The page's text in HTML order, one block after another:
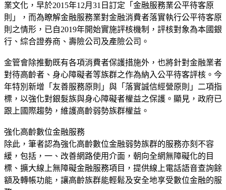
業文化，早於2015年12月31日訂定「金融服務業公平待客原
則」，而為瞭解金融服務業對金融消費者落實執行公平待客原
則之情形，已自2019年開始實施評核機制，評核對象為本國銀
行、綜合證券商、壽險公司及產險公司。
金管會除推動既有各項消費者保護措施外，也將針對金融業者
對待高齡者、身心障礙者等族群之作為納入公平待客評核。今
年特別新增「友善服務原則」與「落實誠信經營原則」二項指
標，以強化對銀髮族與身心障礙者權益之保護。顯見，政府已
跟上國際趨勢，維護高齡弱勢族群權益。
強化高齡數位金融服務
除此，筆者認為強化高齡數位金融弱勢族群的服務亦刻不容
緩，包括，一、改善網路使用介面，朝向全網無障礙化的目
標、擴大線上無障礙金融服務項目，提供線上電話語音查詢餘
額及轉帳功能，讓高齡族群能輕鬆及安全地享受數位金融的服